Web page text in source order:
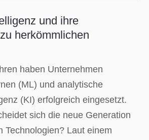
und ihre
herkömmlichen
haben Unternehmen
(ML) und analytische
(KI) erfolgreich eingesetzt.
sich die neue Generation
Technologien? Laut einem